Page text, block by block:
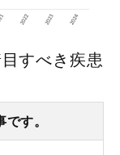
すべき疾患
す。